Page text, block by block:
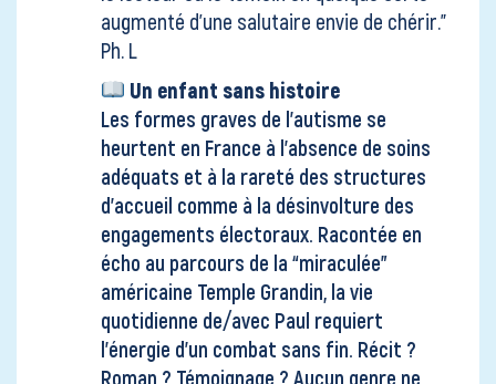
augmenté d’une salutaire envie de chérir."
Ph. L
Un enfant sans histoire
Les formes graves de l’autisme se
heurtent en France à l’absence de soins
adéquats et à la rareté des structures
d’accueil comme à la désinvolture des
engagements électoraux. Racontée en
écho au parcours de la “miraculée”
américaine Temple Grandin, la vie
quotidienne de/avec Paul requiert
l’énergie d’un combat sans fin. Récit ?
Roman ? Témoignage ? Aucun genre ne